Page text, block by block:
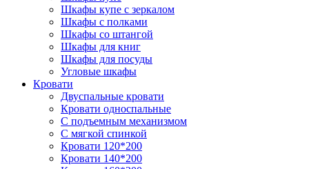
Шкафы купе с зеркалом
Шкафы с полками
Шкафы со штангой
Шкафы для книг
Шкафы для посуды
Угловые шкафы
Кровати
Двуспальные кровати
Кровати односпальные
С подъемным механизмом
С мягкой спинкой
Кровати 120*200
Кровати 140*200